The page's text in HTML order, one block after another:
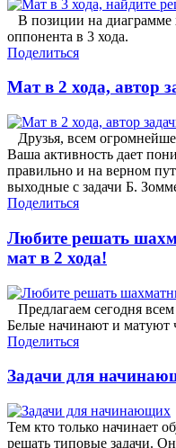
В позиции на диаграмме
оппонента в 3 хода.
Поделиться
Мат в 2 хода, автор
Друзья, всем
Ваша активность дает
правильно и на верном
выходные с задачи Б.
Поделиться
Любите решать
мат в 2 хода!
Предлагаем сегодня
Белые начинают и матуют
Поделиться
Задачи для
Тем кто только начинает
решать типовые задачи.